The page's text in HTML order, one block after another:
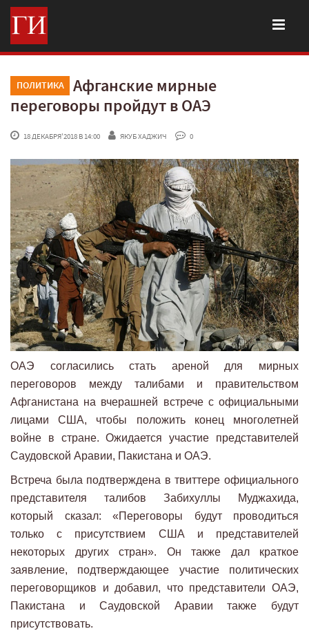
ПОЛИТИКА
Афганские мирные
переговоры пройдут в ОАЭ
18 ДЕКАБРЯ'2018 В 14:00 ЯКУБ ХАДЖИЧ 0
ОАЭ согласились стать ареной для мирных
переговоров между талибами и правительством
Афганистана на вчерашней встрече с официальными
лицами США, чтобы положить конец многолетней
войне в стране. Ожидается участие представителей
Саудовской Аравии, Пакистана и ОАЭ.
Встреча была подтверждена в твиттере официального
представителя талибов Забихуллы Муджахида,
который сказал: «Переговоры будут проводиться
только с присутствием США и представителей
некоторых других стран». Он также дал краткое
заявление, подтверждающее участие политических
переговорщиков и добавил, что представители ОАЭ,
Пакистана и Саудовской Аравии также будут
присутствовать.